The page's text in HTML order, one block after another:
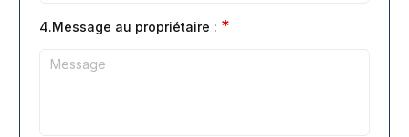
4.Message au propriétaire : *